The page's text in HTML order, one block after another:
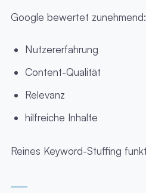
Google bewertet zunehmend:
Nutzererfahrung
Content-Qualität
Relevanz
hilfreiche Inhalte
Reines Keyword-Stuffing